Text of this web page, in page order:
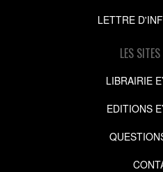
LETTRE
LES
LIBRAIRIE
EDITIONS